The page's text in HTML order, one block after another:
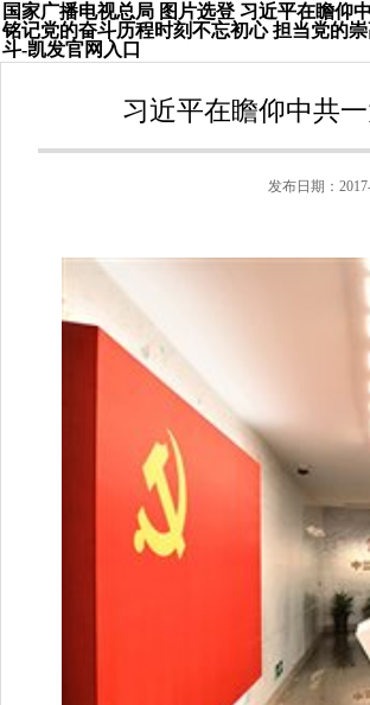
国家广播电视总局 图片选登 习近平在瞻仰
铭记党的奋斗历程时刻不忘初心 担当党的
斗-凯发官网入口
习近平在瞻仰中共
发布日期：